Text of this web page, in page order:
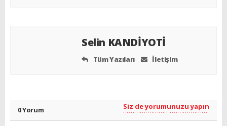
Selin KANDİYOTİ
Tüm Yazıları İletişim
0 Yorum Siz de yorumunuzu yapın